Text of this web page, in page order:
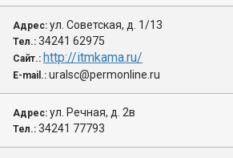
Адрес: ул. Советская, д. 1/13
Тел.: 34241 62975
Сайт.: http://itmkama.ru/
E-mail.: uralsc@permonline.ru
Адрес: ул. Речная, д. 2в
Тел.: 34241 77793